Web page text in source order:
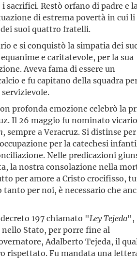
Restò orfano di padre e
di estrema povertà in cui li
suoi quattro fratelli.
e si conquistò la simpatia dei
e caritatevole, per la sua
Aveva fama di essere un
e fu capitano della squadra
profonda emozione celebrò la
Il 26 maggio fu nominato vicario
, sempre a Veracruz. Si distinse
per la catechesi
Nelle predicazioni
la nostra consolazione nella
per amore a Cristo crocifisso,
per noi, è necessario che
197 chiamato "Ley Tejeda",
Stato, per porre fine al
Adalberto Tejeda, il
rispettato. Fu mandata una